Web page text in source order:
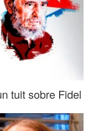
tuit sobre Fidel